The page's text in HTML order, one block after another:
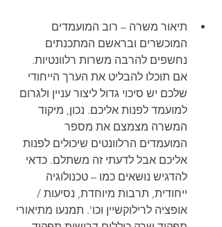
תיאור משרה – רוב המועמדים
המוכשרים ובראשם המתכנתים
נחשפים להרבה משרות רלוונטיות.
אם תוכלו להבליט את הערך הייחודי
שלכם יש סיכוי גדול ליצור עניין ולגרום
למועמד לפנות אליכם. נכון, מיקוד
המשרה מצמצם את מספר
המועמדים הרלוונטים שיכולים לפנות
אליכם אבל לדעתי זה משתלם. כדאי
להדגיש נושאים כמו – טכנולוגיה
ייחודית, תרבות מיוחדת, נסיעות /
אופציה לרילוקשיין וכו'. תמנעו מתיאורי